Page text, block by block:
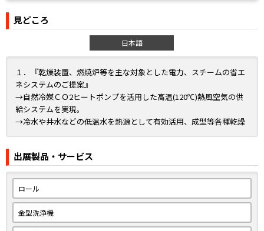
見どころ
日本語
１．『乾燥装置、燃焼炉等を主な対象とした電力、スチームの省エ
ネシステムのご提案』
→自然冷媒ＣＯ2ヒートポンプを活用した高温(120℃)熱風空気の供
給システムを実現。
→冷水や井水などの低温水を熱源として有効活用、成型等各種乾燥
ご提案します。
２．『(独)ドレックスハーゲ社 エコストレッチロール(しわ取りロー
ル)のご提案』
→従来のエキスパンダーロールとは異なるフィルム、シートのしわ
取り、歩留まり改善のご紹介。
出展製品・サービス
ロール
金型洗浄機